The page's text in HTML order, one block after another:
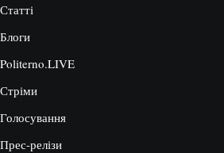
Статті
Блоги
Politerno.LIVE
Стріми
Голосування
Прес-релізи